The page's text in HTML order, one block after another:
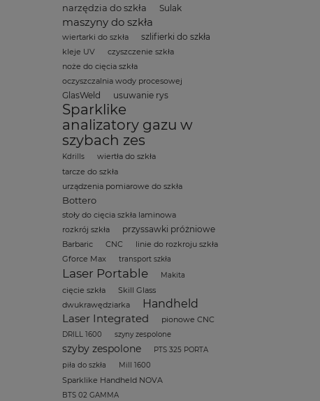
narzędzia do szkła Sulak
maszyny do szkła
wiertarki do szkła szlifierki do szkła
kleje UV
czyszczenie szkła
noże do cięcia szkła
oczyszczalnia wody procesowej
GlasWeld usuwanie rys
Sparklike
analizatory gazu w
szybach zes
Kdrills
wiertła do szkła
tarcze do szkła
urządzenia pomiarowe do szkła
Bottero
stoły do cięcia szkła laminowa
rozkrój szkła
przyssawki próżniowe
Barbaric CNC
linie do rozkroju szkła
Gforce Max
transport szkła
Laser Portable Makita
cięcie szkła
Skill Glass
dwukrawędziarka
Handheld
Laser Integrated
pionowe CNC
DRILL 1600 szyny zespolone
szyby zespolone
PTS 325 PORTA
piła do szkła
Mill 1600
Sparklike Handheld NOVA
BTS 02 GAMMA